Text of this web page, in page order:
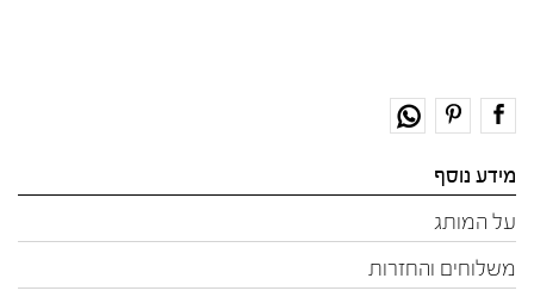
מידע נוסף
על המותג
משלוחים והחזרות